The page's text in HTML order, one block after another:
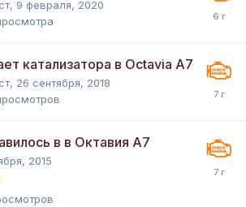
, 9 февраля, 2020
катализатора в Octavia A7
, 26 сентября, 2018
в в Октавия А7
2015